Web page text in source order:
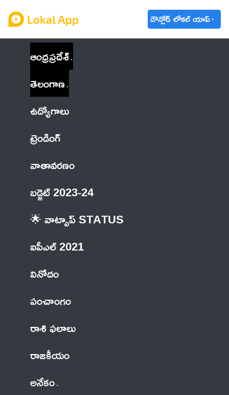
డౌన్లోడ్ లోకల్ యాప్
ఆంధ్రప్రదేశ్
తెలంగాణ
ఉద్యోగాలు
ట్రెండింగ్
వాతావరణం
బడ్జెట్ 2023-24
🌟 వాట్సాప్ STATUS
ఐపీఎల్ 2021
వినోదం
పంచాంగం
రాశి ఫలాలు
రాజకీయం
అనేకం